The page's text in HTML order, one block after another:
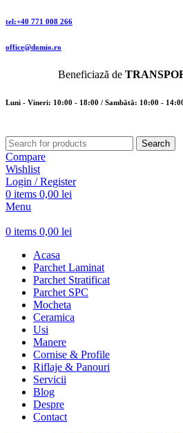
tel:+40 771 008 266
office@domio.ro
Beneficiază de
Luni - Vineri: 10:00 - 18:00 / Sambătă: 10:00 -
Search
Compare
Wishlist
Login / Register
0 items 0,00 lei
Menu
0 items 0,00 lei
Acasa
Parchet Laminat
Parchet Stratificat
Parchet SPC
Mocheta
Ceramica
Usi
Manere
Cornise & Profile
Riflaje & Panouri
Servicii
Blog
Despre
Contact